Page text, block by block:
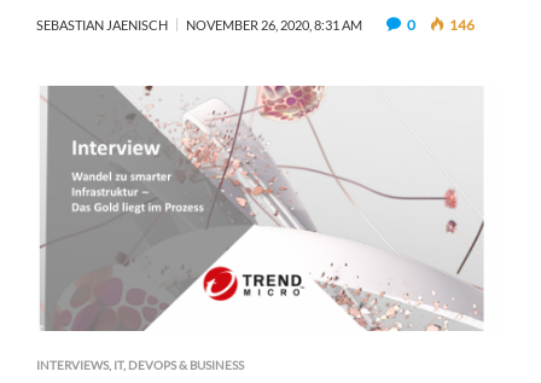
SEBASTIAN JAENISCH NOVEMBER 26, 2020, 8:31 AM 0 146
INTERVIEWS, IT, DEVOPS & BUSINESS